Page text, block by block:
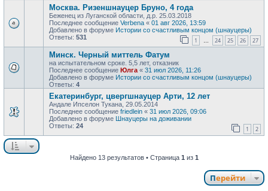
Москва. Ризеншнауцер Бруно, 4 года
Беженец из Луганской области, д.р. 25.03.2018
Последнее сообщение Verbena « 01 авг 2026, 13:59
Добавлено в форуме Истории со счастливым концом (шнауцеры)
Ответы: 531 1 24 25 26 27
Минск. Черный миттель Фатум
на испытательном сроке. 5,5 лет, отказник
Последнее сообщение Юлга « 31 июл 2026, 11:26
Добавлено в форуме Истории со счастливым концом (шнауцеры)
Ответы: 4
Екатеринбург, цвергшнауцер Арти, 12 лет
Андале Ипселон Тукана, 29.05.2014
Последнее сообщение friedlein « 31 июл 2026, 09:06
Добавлено в форуме Шнауцеры на доживании
Ответы: 24 1 2
Найдено 13 результатов • Страница 1 из 1
Перейти